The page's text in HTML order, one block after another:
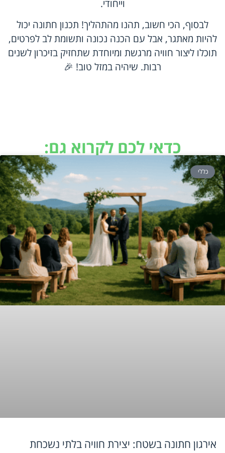
וייחודי.
לבסוף, הכי חשוב, תהנו מהתהליך! תכנון חתונה יכול
להיות מאתגר, אבל עם הכנה נכונה ותשומת לב לפרטים,
תוכלו ליצור חוויה מרגשת ומיוחדת שתחזיק בזיכרון לשנים
רבות. שיהיה במזל טוב! 🎉
כדאי לכם לקרוא גם:
כללי
אירגון חתונה בשטח: יצירת חוויה בלתי נשכחת